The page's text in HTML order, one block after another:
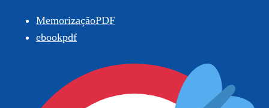
MemorizaçãoPDF
ebookpdf